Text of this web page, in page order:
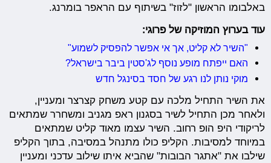
באלבומו הראשון "לזוז" בשיתוף עם הראפר בומרנג.
עוד בערוץ המוזיקה של פרוגי:
"השיר לא קליט, אך אי אפשר להפסיק לשמוע"
האם ייפתח מופע נוסף לג'סטין ביבר בישראל?
מוקי נותן לנו רגע של חסד בסינגל חדש
את השיר התחיל מלכה עם קטע משחק קצרצר ומעניין,
ולאחר מכן התחיל לשיר בסגנון ראפ מגניב ומשחרר שמתאים
לריקודי היפ הופ רחוב. השיר עצמו מאוד קליט שמתאים
במיוחד למסיבות. הקליפ כולו מתנהל במסיבה, בתוך הקליפ
שילבו את "אתגר הבובות" שהביא איתו שילוב עדכני ומעניין